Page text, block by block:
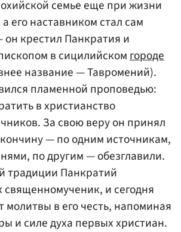
семье еще при жизни
а его наставником стал сам
он крестил Панкратия и
в сицилийскомгороде
название — Тавромений).
пламенной проповедью:
в христианство
За свою веру он принял
— по одним источникам,
по другим — обезглавили.
традиции Панкратий
священномученик, и сегодня
молитвы в его честь, напоминая
и силе духа первых христиан.